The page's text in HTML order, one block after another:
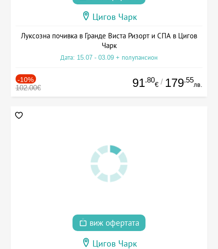
Цигов Чарк
Луксозна почивка в Гранде Виста Ризорт и СПА в Цигов
Чарк
Дата: 15.07 - 03.09 + полупансион
-10%
102.00€ 91.80
€ / 179.55
лв.
виж офертата
Цигов Чарк